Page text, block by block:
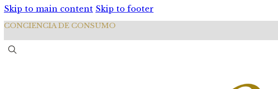
Skip to main content Skip to footer
CONCIENCIA DE CONSUMO